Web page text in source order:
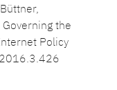
the
Policy